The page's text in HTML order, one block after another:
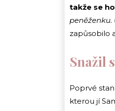
takže se
peněženku.
zapůsobilo
Snažil
Poprvé
kterou jí